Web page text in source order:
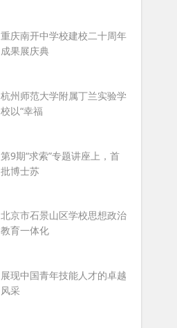
重庆南开中学校建校二十周年
成果展庆典
杭州师范大学附属丁兰实验学
校以“幸福
第9期“求索”专题讲座上，首
批博士苏
北京市石景山区学校思想政治
教育一体化
展现中国青年技能人才的卓越
风采